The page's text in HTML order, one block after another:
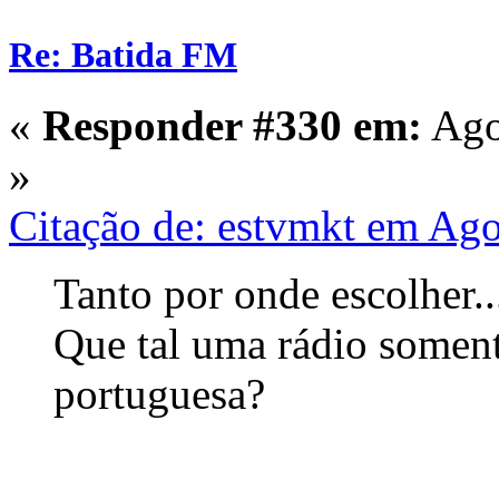
Re: Batida FM
« Responder #330 em:
»
Citação de: estvmkt em
Tanto por onde
Que tal uma rádio
portuguesa?